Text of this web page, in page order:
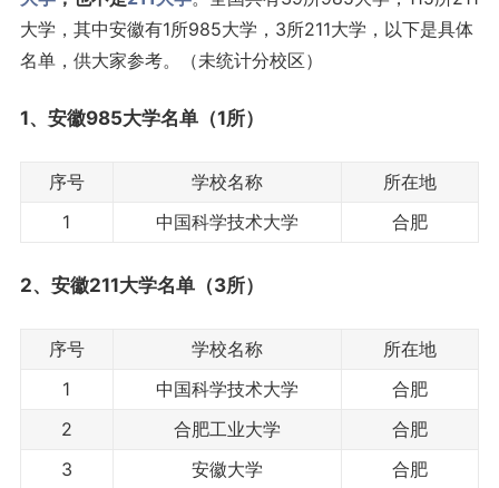
大学，其中安徽有1所985大学，3所211大学，以下是具体
名单，供大家参考。（未统计分校区）
1、安徽985大学名单（1所）
序号 学校名称
所在地
1
中国科学技术大学 合肥
2、安徽211大学名单（3所）
序号 学校名称
所在地
1
中国科学技术大学
合肥
2
合肥工业大学
合肥
3
安徽大学 合肥